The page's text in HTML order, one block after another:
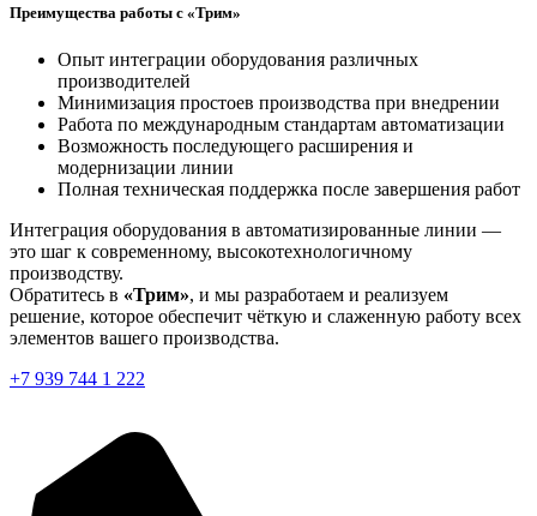
Преимущества работы с «Трим»
Опыт интеграции оборудования различных
производителей
Минимизация простоев производства при внедрении
Работа по международным стандартам автоматизации
Возможность последующего расширения и
модернизации линии
Полная техническая поддержка после завершения работ
Интеграция оборудования в автоматизированные линии —
это шаг к современному, высокотехнологичному
производству.
Обратитесь в «Трим», и мы разработаем и реализуем
решение, которое обеспечит чёткую и слаженную работу всех
элементов вашего производства.
+7 939 744 1 222